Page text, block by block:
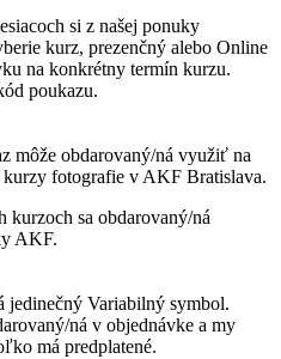
si z našej ponuky
kurz, prezenčný alebo Online
na konkrétny termín kurzu.
poukazu.
môže obdarovaný/ná využiť na
fotografie v AKF Bratislava.
kurzoch sa obdarovaný/ná
AKF.
jedinečný Variabilný symbol.
ná v objednávke a my
má predplatené.